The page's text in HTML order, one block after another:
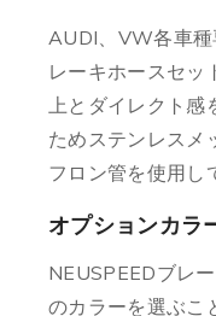
AUDI、VW各車種
レーキホースセッ
上とダイレクト感
ためステンレスメ
フロン管を使用し
オプションカラ
NEUSPEEDブレ
のカラーを選ぶこ